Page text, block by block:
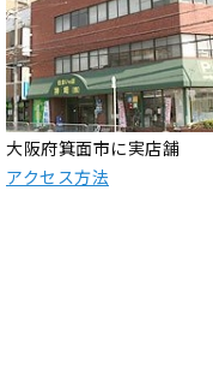
大阪府箕面市に実店舗
アクセス方法